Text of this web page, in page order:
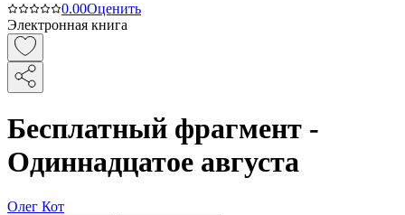
0.00Оценить
Электронная книга
Бесплатный фрагмент -
Одиннадцатое августа
Олег Кот